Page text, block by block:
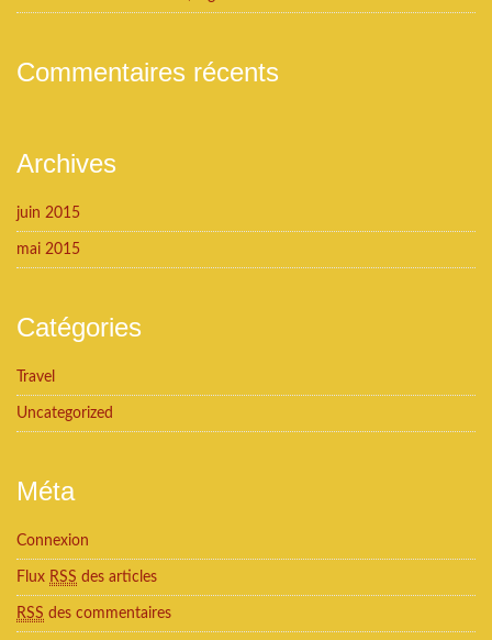
Commentaires récents
Archives
juin 2015
mai 2015
Catégories
Travel
Uncategorized
Méta
Connexion
Flux RSS des articles
RSS des commentaires